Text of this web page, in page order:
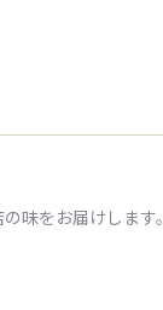
味をお届けします。